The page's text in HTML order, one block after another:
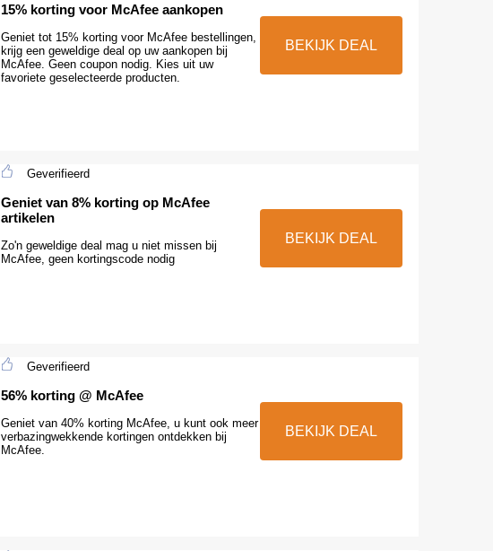
15% korting voor McAfee aankopen
Geniet tot 15% korting voor McAfee bestellingen,
krijg een geweldige deal op uw aankopen bij
McAfee. Geen coupon nodig. Kies uit uw
favoriete geselecteerde producten.
BEKIJK DEAL
Geverifieerd
Geniet van 8% korting op McAfee
artikelen
Zo'n geweldige deal mag u niet missen bij
McAfee, geen kortingscode nodig
BEKIJK DEAL
Geverifieerd
56% korting @ McAfee
Geniet van 40% korting McAfee, u kunt ook meer
verbazingwekkende kortingen ontdekken bij
McAfee.
BEKIJK DEAL